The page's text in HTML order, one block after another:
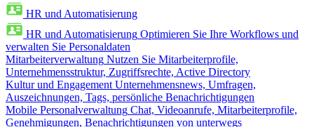
HR und Automatisierung
HR und Automatisierung Optimieren Sie Ihre Workflows und
verwalten Sie Personaldaten
Mitarbeiterverwaltung Nutzen Sie Mitarbeiterprofile,
Unternehmensstruktur, Zugriffsrechte, Active Directory
Kultur und Engagement Unternehmensnews, Umfragen,
Auszeichnungen, Tags, persönliche Benachrichtigungen
Mobile Personalverwaltung Chat, Videoanrufe, Mitarbeiterprofile,
Genehmigungen, Benachrichtigungen von unterwegs